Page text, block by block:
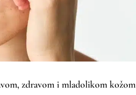
zdravom i mladolikom kožom